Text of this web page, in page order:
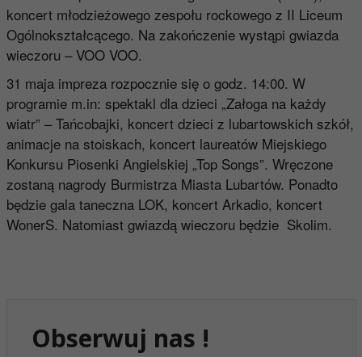
koncert młodzieżowego zespołu rockowego z II Liceum
Ogólnokształcącego. Na zakończenie wystąpi gwiazda
wieczoru – VOO VOO.
31 maja impreza rozpocznie się o godz. 14:00. W
programie m.in: spektakl dla dzieci „Załoga na każdy
wiatr” – Tańcobajki, koncert dzieci z lubartowskich szkół,
animacje na stoiskach, koncert laureatów Miejskiego
Konkursu Piosenki Angielskiej „Top Songs”. Wręczone
zostaną nagrody Burmistrza Miasta Lubartów. Ponadto
będzie gala taneczna LOK, koncert Arkadio, koncert
WonerS. Natomiast gwiazdą wieczoru będzie Skolim.
Obserwuj nas !